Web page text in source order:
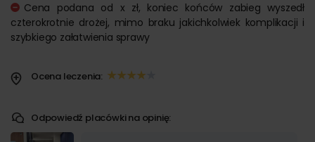
Cena podana od x zł, koniec końców zabieg wyszedł
czterokrotnie drożej, mimo braku jakichkolwiek komplikacji i
szybkiego załatwienia sprawy
Ocena leczenia:
Odpowiedź placówki na opinię: